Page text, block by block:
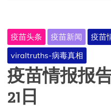
日
疫苗头条 疫苗新闻
疫苗
viraltruths-病毒真相
疫苗情报报
21日